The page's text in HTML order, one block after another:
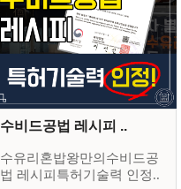
수비드공법 레시피 ..
수유리혼밥왕만의수비드공
법 레시피특허기술력 인정..